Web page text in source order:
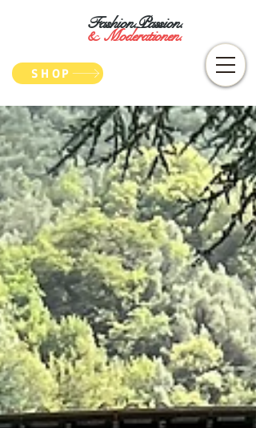
Fashion.Passion.
&Moderationen.
SHOP